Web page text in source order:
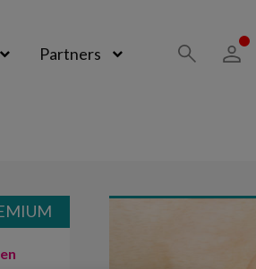
Partners